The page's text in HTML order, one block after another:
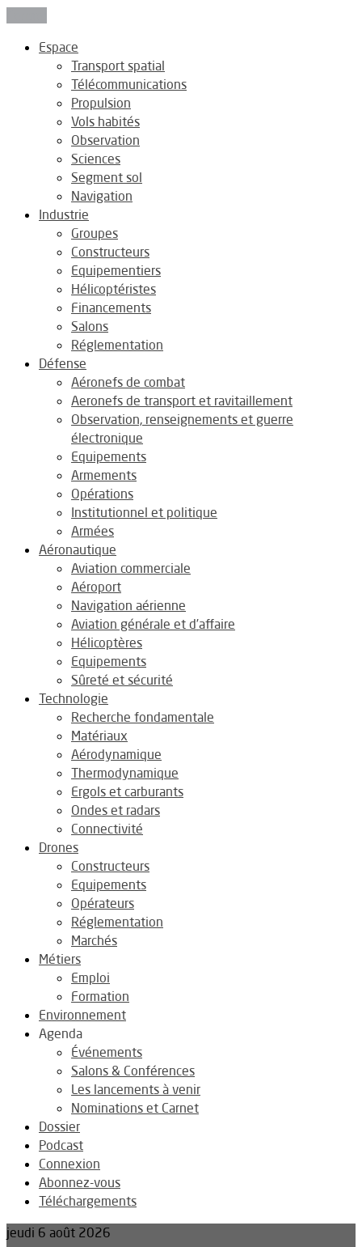
Espace
Transport spatial
Télécommunications
Propulsion
Vols habités
Observation
Sciences
Segment sol
Navigation
Industrie
Groupes
Constructeurs
Equipementiers
Hélicoptéristes
Financements
Salons
Réglementation
Défense
Aéronefs de combat
Aeronefs de transport et ravitaillement
Observation, renseignements et guerre
électronique
Equipements
Armements
Opérations
Institutionnel et politique
Armées
Aéronautique
Aviation commerciale
Aéroport
Navigation aérienne
Aviation générale et d’affaire
Hélicoptères
Equipements
Sûreté et sécurité
Technologie
Recherche fondamentale
Matériaux
Aérodynamique
Thermodynamique
Ergols et carburants
Ondes et radars
Connectivité
Drones
Constructeurs
Equipements
Opérateurs
Réglementation
Marchés
Métiers
Emploi
Formation
Environnement
Agenda
Événements
Salons & Conférences
Les lancements à venir
Nominations et Carnet
Dossier
Podcast
Connexion
Abonnez-vous
Téléchargements
jeudi 6 août 2026